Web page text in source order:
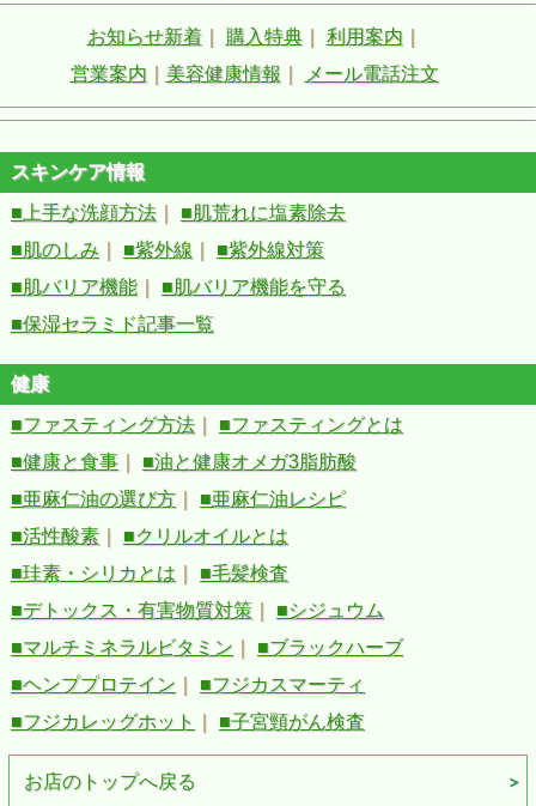
お知らせ新着｜ 購入特典｜ 利用案内
営業案内
美容健康情報 メール電話注文
スキンケア情報
■上手な洗顔方法
■肌荒れに塩素除去
■肌のしみ
■紫外線
■紫外線対策
■肌バリア機能
■肌バリア機能を守る
■保湿セラミド記事一覧
健康
■ファスティング方法
■ファスティングとは
■健康と食事
■油と健康オメガ3脂肪酸
■亜麻仁油の選び方
■亜麻仁油レシピ
■活性酸素
■クリルオイルとは
■珪素・シリカとは
■毛髪検査
■デトックス・有害物質対策
■シジュウム
■マルチミネラルビタミン
■ブラックハーブ
■ヘンププロテイン
■フジカスマーティ
■フジカレッグホット
■子宮頸がん検査
お店のトップへ戻る